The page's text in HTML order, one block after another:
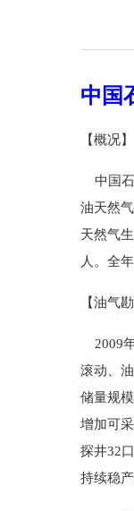
中国
【概况】
中国石
油天然
天然气
人。全
【油气
2009年
滚动、
储量规
增加可
探井32
持续稳